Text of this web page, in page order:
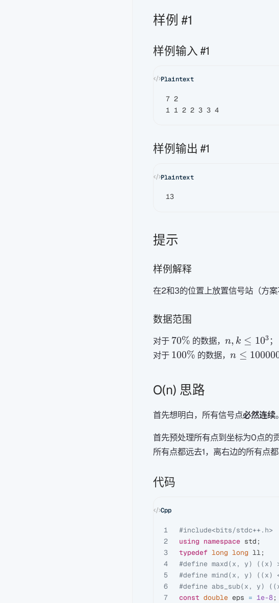
样例 #1
样例输入 #1
7 2
样例输出 #1
提示
样例解释
在2和3的位置上放置信号站（方案
数据范围
对于 70\%
70% 的数据， n,k\leq
10^3
n, k ≤ 103 ；
对于 100\%
100% 的数据， n \leq
n ≤
O(n) 思路
首先想明白，所有信号点必然连续
首先预处理所有点到坐标为0点的
所有点都远去1，离右边的所有点
代码
1
2
3
4
5
6
7
#include<bits/stdc++.h>
using namespace std ;
typedef long long ll;
#define maxd(x, y)
#define mind(x, y)
const double eps = 1e-8;